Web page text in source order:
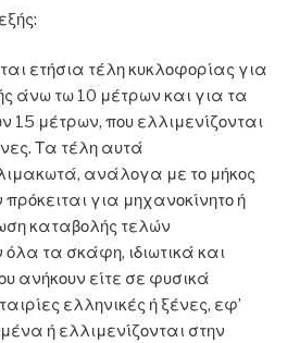
ετήσια τέλη κυκλοφορίας για
άνω τω 10 μέτρων και για τα
15 μέτρων, που ελλιμενίζονται
Τα τέλη αυτά
ανάλογα με το μήκος
για μηχανοκίνητο ή
καταβολής τελών
τα σκάφη, ιδιωτικά και
ανήκουν είτε σε φυσικά
ελληνικές ή ξένες, εφ’
ή ελλιμενίζονται στην